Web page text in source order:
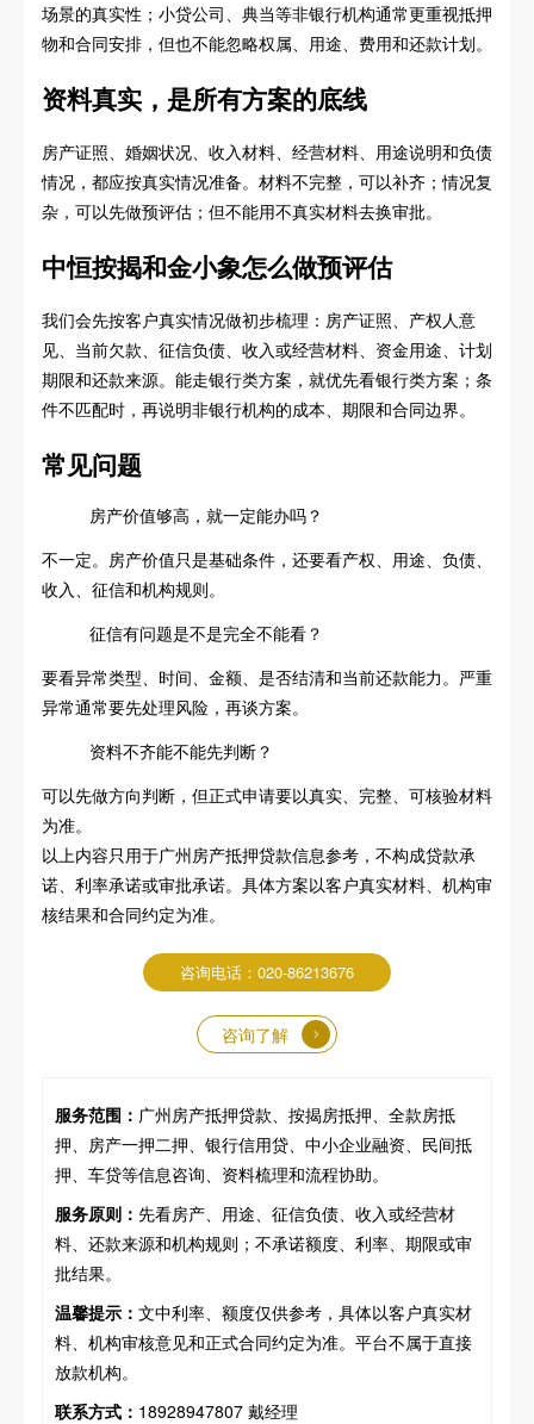
场景的真实性；小贷公司、典当等非银行机构通常更重视抵押
物和合同安排，但也不能忽略权属、用途、费用和还款计划。
资料真实，是所有方案的底线
房产证照、婚姻状况、收入材料、经营材料、用途说明和负债
情况，都应按真实情况准备。材料不完整，可以补齐；情况复
杂，可以先做预评估；但不能用不真实材料去换审批。
中恒按揭和金小象怎么做预评估
我们会先按客户真实情况做初步梳理：房产证照、产权人意
见、当前欠款、征信负债、收入或经营材料、资金用途、计划
期限和还款来源。能走银行类方案，就优先看银行类方案；条
件不匹配时，再说明非银行机构的成本、期限和合同边界。
常见问题
房产价值够高，就一定能办吗？
不一定。房产价值只是基础条件，还要看产权、用途、负债、
收入、征信和机构规则。
征信有问题是不是完全不能看？
要看异常类型、时间、金额、是否结清和当前还款能力。严重
异常通常要先处理风险，再谈方案。
资料不齐能不能先判断？
可以先做方向判断，但正式申请要以真实、完整、可核验材料
为准。
以上内容只用于广州房产抵押贷款信息参考，不构成贷款承
诺、利率承诺或审批承诺。具体方案以客户真实材料、机构审
核结果和合同约定为准。
咨询电话：020-86213676
咨询了解
服务范围： 广州房产抵押贷款、按揭房抵押、全款房抵
押、房产一押二押、银行信用贷、中小企业融资、民间抵
押、车贷等信息咨询、资料梳理和流程协助。
服务原则： 先看房产、用途、征信负债、收入或经营材
料、还款来源和机构规则；不承诺额度、利率、期限或审
批结果。
温馨提示： 文中利率、额度仅供参考，具体以客户真实材
料、机构审核意见和正式合同约定为准。平台不属于直接
放款机构。
联系方式： 18928947807 戴经理